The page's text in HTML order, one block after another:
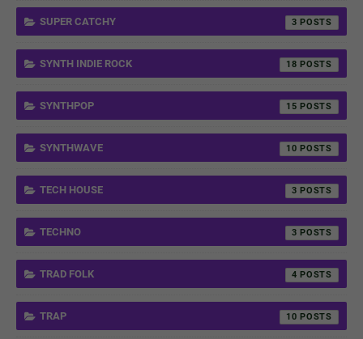
SUPER CATCHY 3
SYNTH INDIE ROCK 18
SYNTHPOP 15
SYNTHWAVE 10
TECH HOUSE 3
TECHNO 3
TRAD FOLK 4
TRAP 10